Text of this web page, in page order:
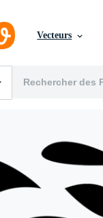
Vecteurs